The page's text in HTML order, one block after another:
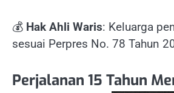
💰 Hak Ahli Waris: Keluarga
sesuai Perpres No. 78 Tahun
Perjalanan 15 Tahun